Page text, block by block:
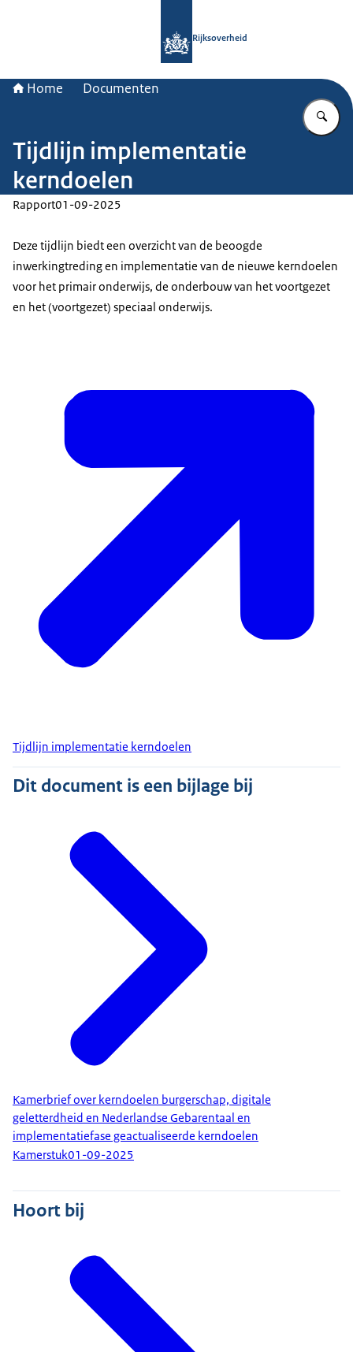
Rijksoverheid
Home Documenten
Tijdlijn implementatie
kerndoelen
Rapport01-09-2025
Deze tijdlijn biedt een overzicht van de beoogde
inwerkingtreding en implementatie van de nieuwe kerndoelen
voor het primair onderwijs, de onderbouw van het voortgezet
en het (voortgezet) speciaal onderwijs.
Tijdlijn implementatie kerndoelen
Dit document is een bijlage bij
Kamerbrief over kerndoelen burgerschap, digitale
geletterdheid en Nederlandse Gebarentaal en
implementatiefase geactualiseerde kerndoelen
Kamerstuk01-09-2025
Hoort bij